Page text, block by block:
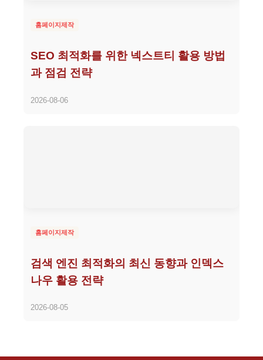
홈페이지제작
SEO 최적화를 위한 넥스트티 활용 방법
과 점검 전략
2026-08-06
홈페이지제작
검색 엔진 최적화의 최신 동향과 인덱스
나우 활용 전략
2026-08-05